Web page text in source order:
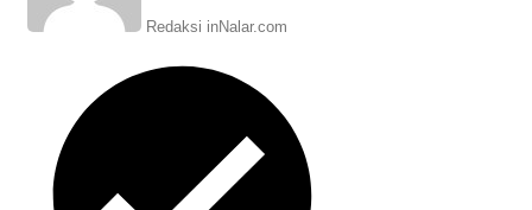
Redaksi inNalar.com